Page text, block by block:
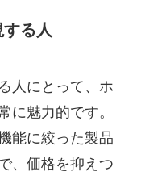
る人
人にとって、ホ
に魅力的です。
能に絞った製品
、価格を抑えつ